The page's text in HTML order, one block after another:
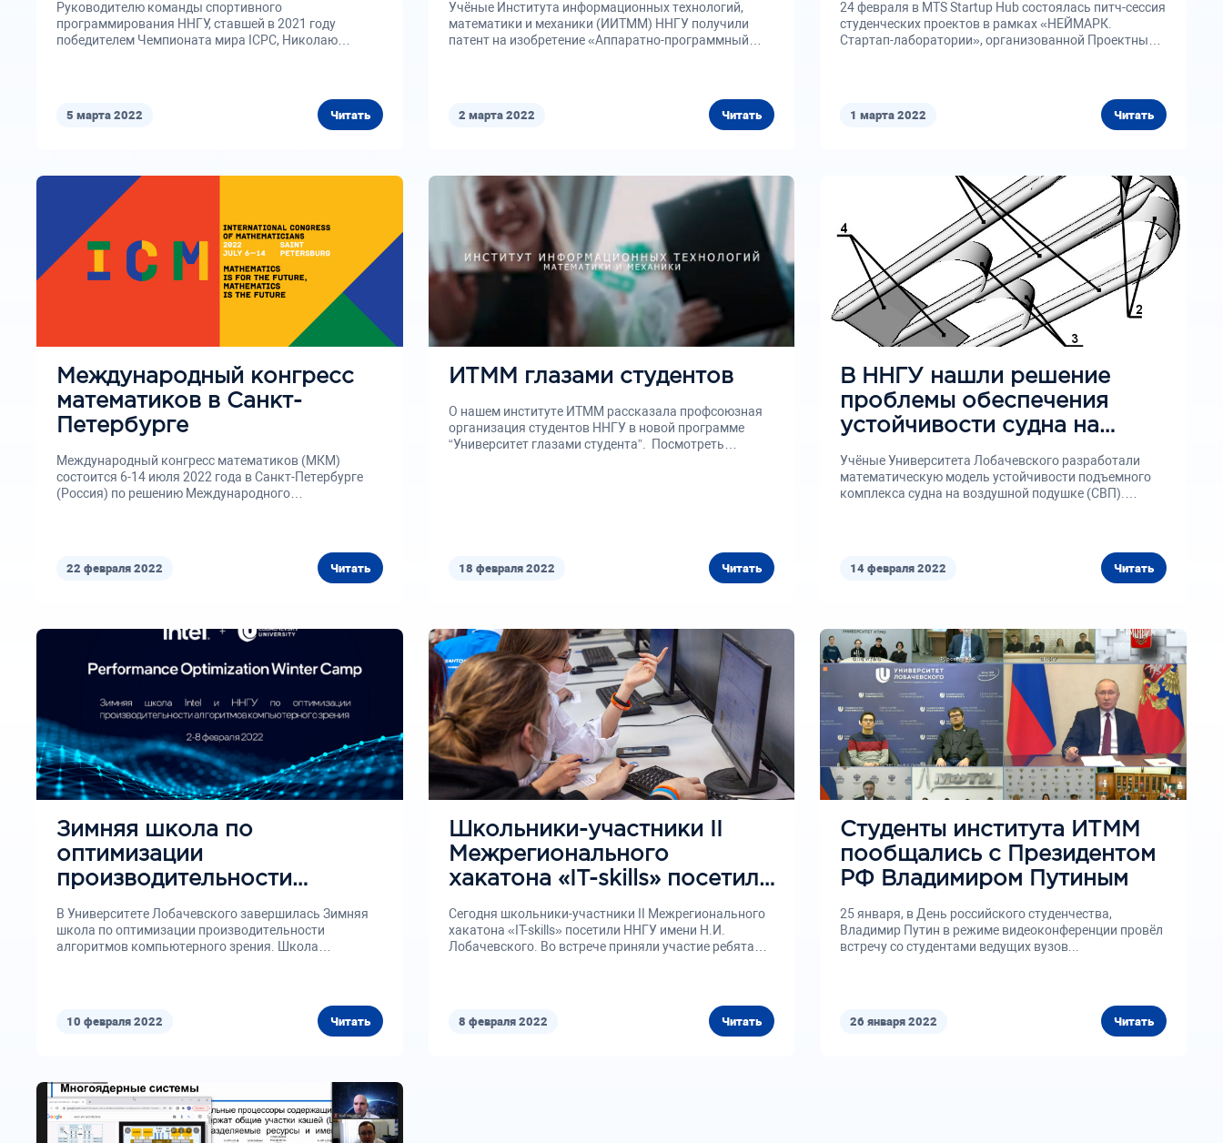
5 марта 2022 Читать
Руководителю команды спортивного
программирования ННГУ, ставшей в 2021 году
победителем Чемпионата мира ICPC, Николаю
2 марта 2022 Читать
Учёные Института информационных технологий,
математики и механики (ИИТММ) ННГУ получили
патент на изобретение «Аппаратно-программный
1 марта 2022 Читать
24 февраля в MTS Startup Hub состоялась питч-сессия
студенческих проектов в рамках «НЕЙМАРК.
Стартап-лаборатории», организованной Проектным
22 февраля 2022 Читать
Международный конгресс
математиков в Санкт-
Петербурге
Международный конгресс математиков (МКМ)
состоится 6-14 июля 2022 года в Санкт-Петербурге
(Россия) по решению Международного
18 февраля 2022 Читать
ИТММ глазами студентов
О нашем институте ИТММ рассказала профсоюзная
организация студентов ННГУ в новой программе
“Университет глазами студента”. Посмотреть
14 февраля 2022 Читать
В ННГУ нашли решение
проблемы обеспечения
устойчивости судна на
воздушной подушке.
Учёные Университета Лобачевского разработали
математическую модель устойчивости подъемного
комплекса судна на воздушной подушке (СВП).
10 февраля 2022 Читать
Зимняя школа по
оптимизации
производительности
алгоритмов компьютерного
зрения.
В Университете Лобачевского завершилась Зимняя
школа по оптимизации производительности
алгоритмов компьютерного зрения. Школа
8 февраля 2022 Читать
Школьники-участники II
Межрегионального
хакатона «IT-skills» посетили
ННГУ
Сегодня школьники-участники II Межрегионального
хакатона «IT-skills» посетили ННГУ имени Н.И.
Лобачевского. Во встрече приняли участие ребята
26 января 2022 Читать
Студенты института ИТММ
пообщались с Президентом
РФ Владимиром Путиным
25 января, в День российского студенчества,
Владимир Путин в режиме видеоконференции провёл
встречу со студентами ведущих вузов...